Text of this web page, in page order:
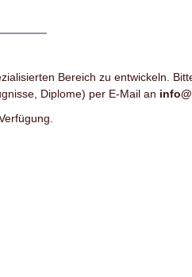
Bereich zu entwickeln.
Diplome) per E-Mail an